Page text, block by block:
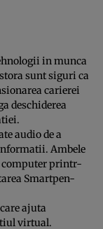
in munca
sunt siguri ca
carierei
deschiderea
audio de a
Ambele
computer printr-
Smartpen-
ajuta
virtual.